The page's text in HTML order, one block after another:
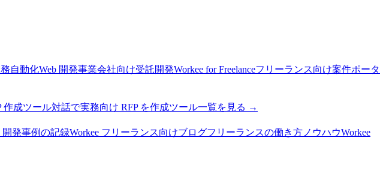
自動化Web 開発事業会社向け受託開発Workee for Freelanceフリーランス向け案件ポータ
作成ツール対話で実務向け RFP を作成ツール一覧を見る →
開発事例の記録Workee フリーランス向けブログフリーランスの働き方ノウハウWorkee